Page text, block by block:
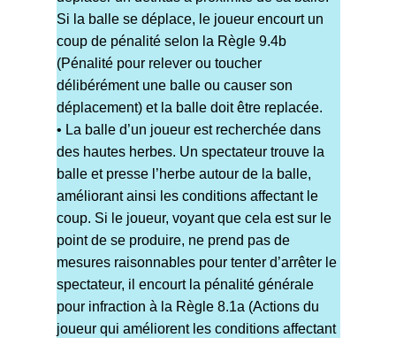
Si la balle se déplace, le joueur encourt un
coup de pénalité selon la Règle 9.4b
(Pénalité pour relever ou toucher
délibérément une balle ou causer son
déplacement) et la balle doit être replacée.
• La balle d’un joueur est recherchée dans
des hautes herbes. Un spectateur trouve la
balle et presse l’herbe autour de la balle,
améliorant ainsi les conditions affectant le
coup. Si le joueur, voyant que cela est sur le
point de se produire, ne prend pas de
mesures raisonnables pour tenter d’arrêter le
spectateur, il encourt la pénalité générale
pour infraction à la Règle 8.1a (Actions du
joueur qui améliorent les conditions affectant